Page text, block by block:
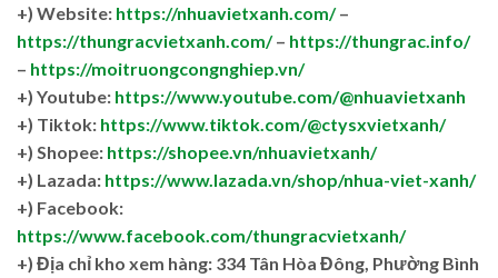
+) Website: https://nhuavietxanh.com/–
https://thungracvietxanh.com/– https://thungrac.info/
– https://moitruongcongnghiep.vn/
+) Youtube: https://www.youtube.com/@nhuavietxanh
+) Tiktok: https://www.tiktok.com/@ctysxvietxanh/
+) Shopee: https://shopee.vn/nhuavietxanh/
+) Lazada: https://www.lazada.vn/shop/nhua-viet-xanh/
+) Facebook:
https://www.facebook.com/thungracvietxanh/
+) Địa chỉ kho xem hàng: 334 Tân Hòa Đông, Phường Bình